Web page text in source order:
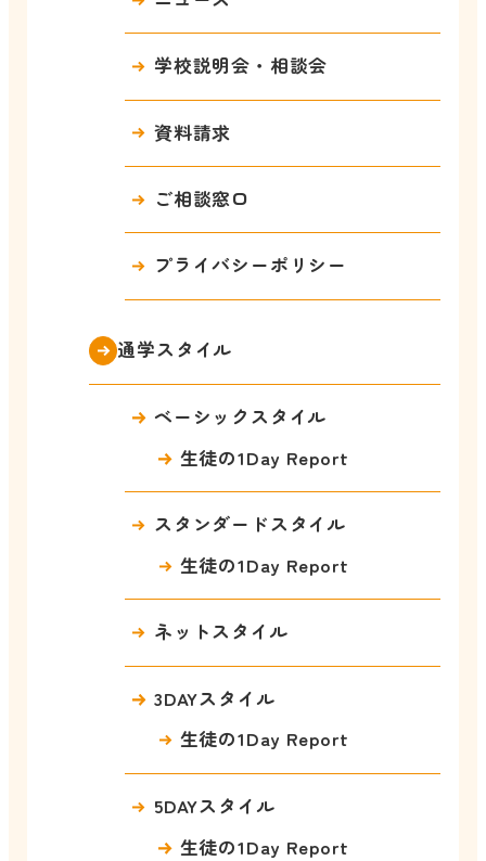
学校説明会・相談会
資料請求
ご相談窓口
プライバシーポリシー
通学スタイル
ベーシックスタイル
生徒の1Day Report
スタンダードスタイル
生徒の1Day Report
ネットスタイル
3DAYスタイル
生徒の1Day Report
5DAYスタイル
生徒の1Day Report